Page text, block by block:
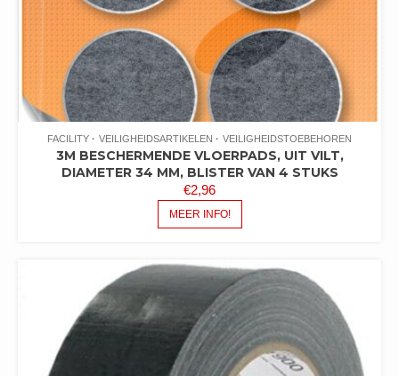
FACILITY VEILIGHEIDSARTIKELEN VEILIGHEIDSTOEBEHOREN
3M BESCHERMENDE VLOERPADS, UIT VILT,
DIAMETER 34 MM, BLISTER VAN 4 STUKS
€2,96
MEER INFO!